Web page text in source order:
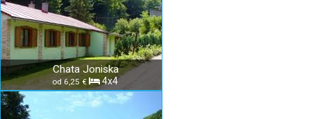
Chata Joniska
od 6,25 € 4x4